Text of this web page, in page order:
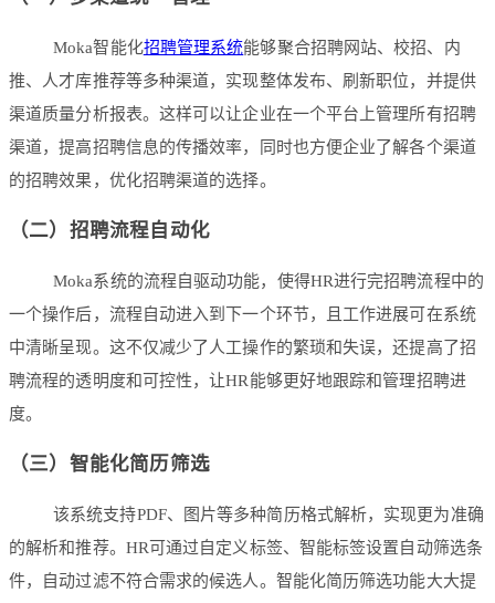
Moka智能化招聘管理系统能够聚合招聘网站、校招、内
推、人才库推荐等多种渠道，实现整体发布、刷新职位，并提供
渠道质量分析报表。这样可以让企业在一个平台上管理所有招聘
渠道，提高招聘信息的传播效率，同时也方便企业了解各个渠道
的招聘效果，优化招聘渠道的选择。
（二）招聘流程自动化
Moka系统的流程自驱动功能，使得HR进行完招聘流程中的
一个操作后，流程自动进入到下一个环节，且工作进展可在系统
中清晰呈现。这不仅减少了人工操作的繁琐和失误，还提高了招
聘流程的透明度和可控性，让HR能够更好地跟踪和管理招聘进
度。
（三）智能化简历筛选
该系统支持PDF、图片等多种简历格式解析，实现更为准确
的解析和推荐。HR可通过自定义标签、智能标签设置自动筛选条
件，自动过滤不符合需求的候选人。智能化简历筛选功能大大提